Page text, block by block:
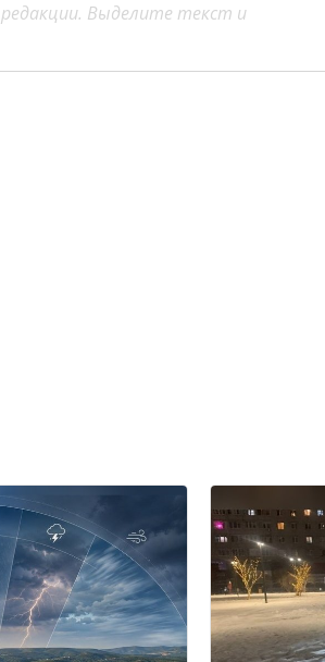
Выделите текст и